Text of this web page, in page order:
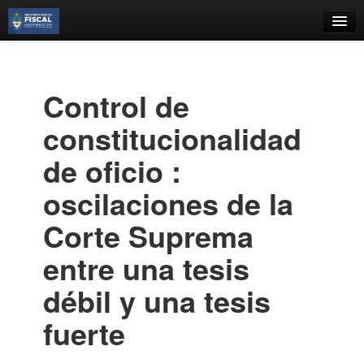
Estantes Virtuales
Contacto
Iniciar sesión
Control de
constitucionalidad
de oficio :
oscilaciones de la
Corte Suprema
entre una tesis
débil y una tesis
fuerte